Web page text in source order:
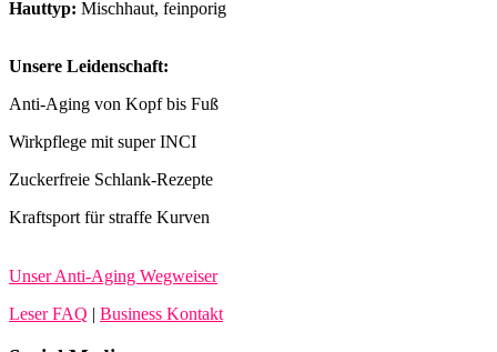
Hauttyp: Mischhaut, feinporig
Unsere Leidenschaft:
Anti-Aging von Kopf bis Fuß
Wirkpflege mit super INCI
Zuckerfreie Schlank-Rezepte
Kraftsport für straffe Kurven
Unser Anti-Aging Wegweiser
Leser FAQ | Business Kontakt